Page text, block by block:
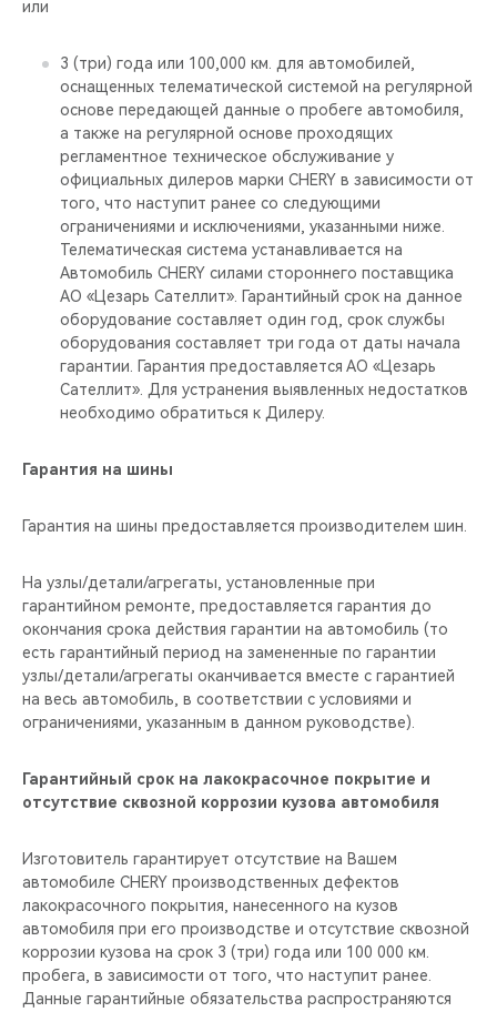
или
3 (три) года или 100,000 км. для автомобилей,
оснащенных телематической системой на регулярной
основе передающей данные о пробеге автомобиля,
а также на регулярной основе проходящих
регламентное техническое обслуживание у
официальных дилеров марки CHERY в зависимости от
того, что наступит ранее со следующими
ограничениями и исключениями, указанными ниже.
Телематическая система устанавливается на
Автомобиль CHERY силами стороннего поставщика
АО «Цезарь Сателлит». Гарантийный срок на данное
оборудование составляет один год, срок службы
оборудования составляет три года от даты начала
гарантии. Гарантия предоставляется АО «Цезарь
Сателлит». Для устранения выявленных недостатков
необходимо обратиться к Дилеру.
Гарантия на шины
Гарантия на шины предоставляется производителем шин.
На узлы/детали/агрегаты, установленные при
гарантийном ремонте, предоставляется гарантия до
окончания срока действия гарантии на автомобиль (то
есть гарантийный период на замененные по гарантии
узлы/детали/агрегаты оканчивается вместе с гарантией
на весь автомобиль, в соответствии с условиями и
ограничениями, указанным в данном руководстве).
Гарантийный срок на лакокрасочное покрытие и
отсутствие сквозной коррозии кузова автомобиля
Изготовитель гарантирует отсутствие на Вашем
автомобиле CHERY производственных дефектов
лакокрасочного покрытия, нанесенного на кузов
автомобиля при его производстве и отсутствие сквозной
коррозии кузова на срок 3 (три) года или 100 000 км.
пробега, в зависимости от того, что наступит ранее.
Данные гарантийные обязательства распространяются